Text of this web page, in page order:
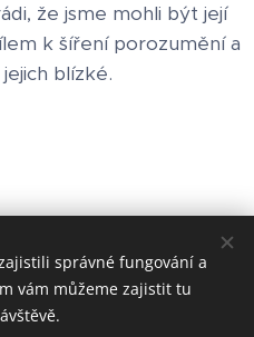
že jsme mohli být její
k šíření porozumění a
blízké.
správné fungování a
vám můžeme zajistit tu